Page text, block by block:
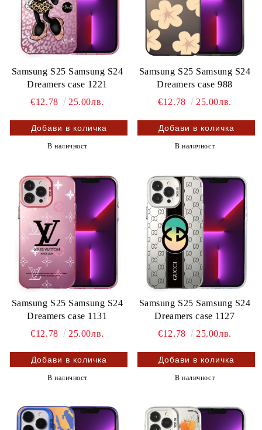
Samsung S25 Samsung S24
Dreamers case 1221
€12.78
25.00лв.
В наличност
Samsung S25 Samsung S24
Dreamers case 988
€12.78
25.00лв.
В наличност
Samsung S25 Samsung S24
Dreamers case 1131
€12.78
25.00лв.
В наличност
Samsung S25 Samsung S24
Dreamers case 1127
€12.78
25.00лв.
В наличност